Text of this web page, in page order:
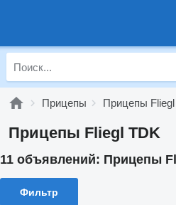
Прицепы Прицепы Fliegl
Прицепы Fliegl TDK
11 объявлений: Прицепы
Фильтр